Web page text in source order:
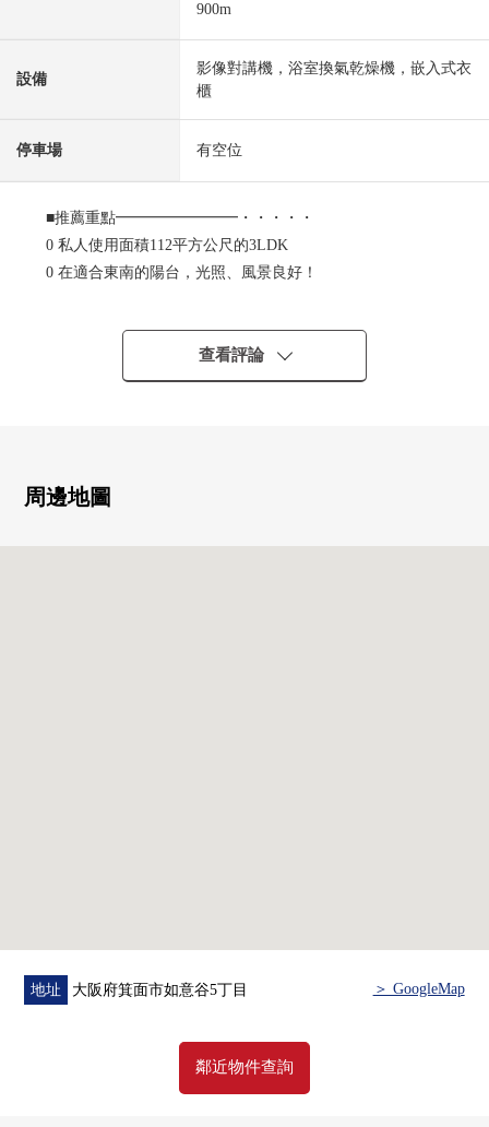
900m
設備
影像對講機，浴室換氣乾燥機，嵌入式衣
櫃
停車場 有空位
■推薦重點━━━━━━━━・・・・・
0 私人使用面積112平方公尺的3LDK
0 在適合東南的陽台，光照、風景良好！
0 在LDK設備折疊起來天花板像飯店的空間
0寵物飼養可(出自規章的限制有)
・洗臉室擴充
查看評論
周邊地圖
地址 大阪府箕面市如意谷5丁目 ＞ GoogleMap
鄰近物件查詢